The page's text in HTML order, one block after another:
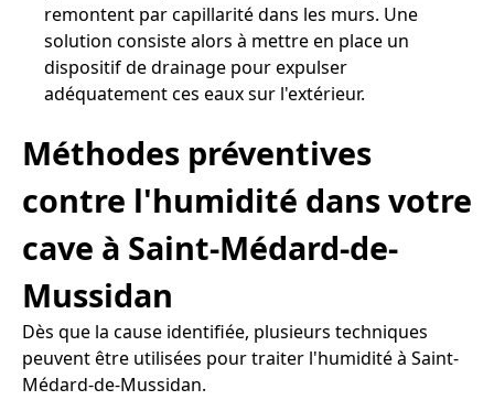
remontent par capillarité dans les murs. Une
solution consiste alors à mettre en place un
dispositif de drainage pour expulser
adéquatement ces eaux sur l'extérieur.
Méthodes préventives
contre l'humidité dans votre
cave à Saint-Médard-de-
Mussidan
Dès que la cause identifiée, plusieurs techniques
peuvent être utilisées pour traiter l'humidité à Saint-
Médard-de-Mussidan.